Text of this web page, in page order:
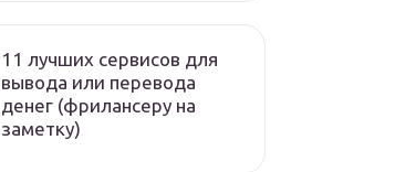
11 лучших сервисов для
вывода или перевода
денег (фрилансеру на
заметку)